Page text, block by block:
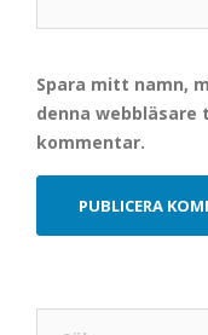
Spara mitt namn,
denna
kommentar.